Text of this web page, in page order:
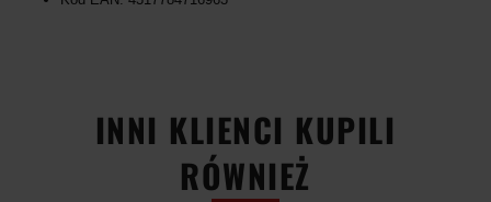
INNI KLIENCI KUPILI
RÓWNIEŻ